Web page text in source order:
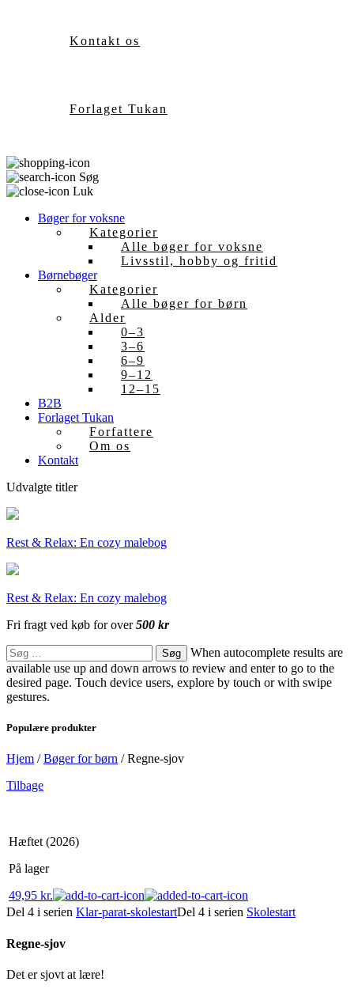
Kontakt os
Forlaget Tukan
Søg
Luk
Bøger for voksne
Kategorier
Alle bøger for voksne
Livsstil, hobby og fritid
Børnebøger
Kategorier
Alle bøger for børn
Alder
0–3
3–6
6–9
9–12
12–15
B2B
Forlaget Tukan
Forfattere
Om os
Kontakt
Udvalgte titler
Rest & Relax: En cozy malebog
Rest & Relax: En cozy malebog
Fri fragt ved køb for over500 kr
Søg
efter:
When autocomplete results are
available use up and down arrows to review and enter to go to the
desired page. Touch device users, explore by touch or with swipe
gestures.
Populære produkter
Hjem /Bøger for børn /Regne-sjov
Tilbage
Hæftet (2026)
På lager
49,95 kr.
Del 4 i serien Klar-parat-skolestartDel 4 i serien Skolestart
Regne-sjov
Det er sjovt at lære!